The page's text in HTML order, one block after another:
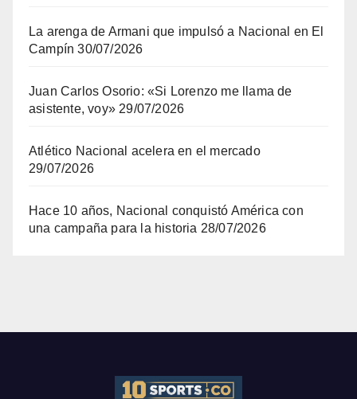
La arenga de Armani que impulsó a Nacional en El
Campín 30/07/2026
Juan Carlos Osorio: «Si Lorenzo me llama de
asistente, voy» 29/07/2026
Atlético Nacional acelera en el mercado
29/07/2026
Hace 10 años, Nacional conquistó América con
una campaña para la historia 28/07/2026